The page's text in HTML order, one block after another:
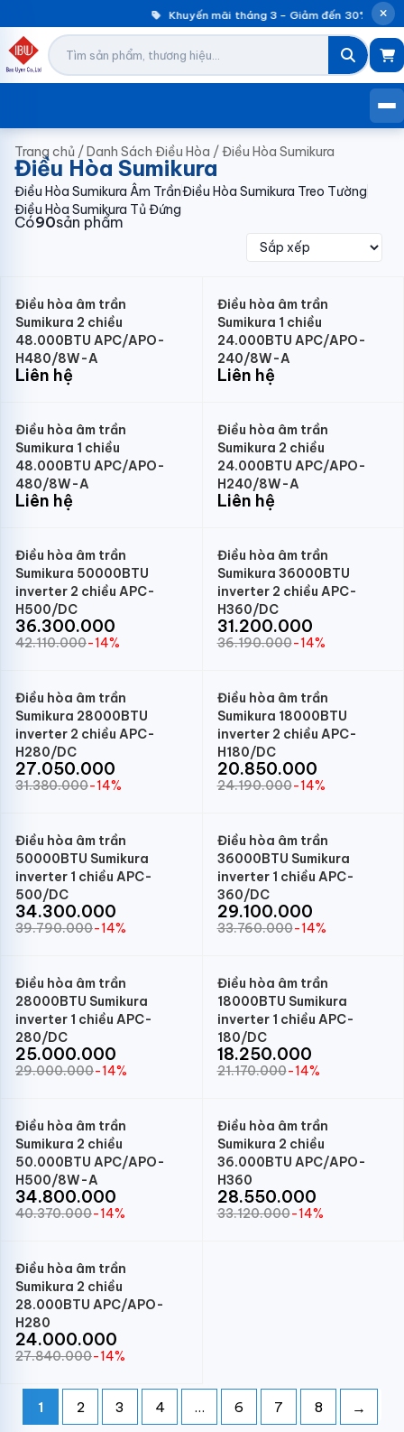
Khuyến mãi tháng 3 – Giảm đến 30%
Trang chủ /Danh Sách Điều Hòa /Điều Hòa Sumikura
Điều Hòa Sumikura
Điều Hòa Sumikura Âm TrầnĐiều Hòa Sumikura Treo Tường
Điều Hòa Sumikura Tủ Đứng
Có90sản phẩm
Điều hòa âm trần
Sumikura 2 chiều
48.000BTU APC/APO-
H480/8W-A
Liên hệ
Điều hòa âm trần
Sumikura 1 chiều
24.000BTU APC/APO-
240/8W-A
Liên hệ
Điều hòa âm trần
Sumikura 1 chiều
48.000BTU APC/APO-
480/8W-A
Liên hệ
Điều hòa âm trần
Sumikura 2 chiều
24.000BTU APC/APO-
H240/8W-A
Liên hệ
Điều hòa âm trần
Sumikura 50000BTU
inverter 2 chiều APC-
H500/DC
36.300.000
42.110.000-14%
Điều hòa âm trần
Sumikura 36000BTU
inverter 2 chiều APC-
H360/DC
31.200.000
36.190.000-14%
Điều hòa âm trần
Sumikura 28000BTU
inverter 2 chiều APC-
H280/DC
27.050.000
31.380.000-14%
Điều hòa âm trần
Sumikura 18000BTU
inverter 2 chiều APC-
H180/DC
20.850.000
24.190.000-14%
Điều hòa âm trần
50000BTU Sumikura
inverter 1 chiều APC-
500/DC
34.300.000
39.790.000-14%
Điều hòa âm trần
36000BTU Sumikura
inverter 1 chiều APC-
360/DC
29.100.000
33.760.000-14%
Điều hòa âm trần
28000BTU Sumikura
inverter 1 chiều APC-
280/DC
25.000.000
29.000.000-14%
Điều hòa âm trần
18000BTU Sumikura
inverter 1 chiều APC-
180/DC
18.250.000
21.170.000-14%
Điều hòa âm trần
Sumikura 2 chiều
50.000BTU APC/APO-
H500/8W-A
34.800.000
40.370.000-14%
Điều hòa âm trần
Sumikura 2 chiều
36.000BTU APC/APO-
H360
28.550.000
33.120.000-14%
Điều hòa âm trần
Sumikura 2 chiều
28.000BTU APC/APO-
H280
24.000.000
27.840.000-14%
1 2 3 4 … 6 7 8 →